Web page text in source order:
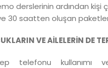
derslerinin ardından kişi
30 saatten oluşan
VE AİLELERİN DE
telefonu kullanımı